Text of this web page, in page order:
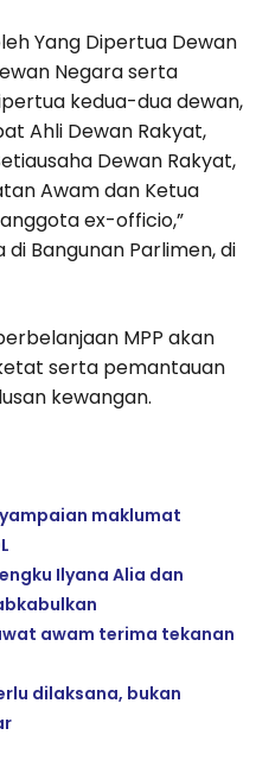
Yang Dipertua Dewan
Negara serta
kedua-dua dewan,
Ahli Dewan Rakyat,
Dewan Rakyat,
Awam dan Ketua
ex-officio,”
Bangunan Parlimen, di
MPP akan
serta pemantauan
kewangan.
maklumat
Ilyana Alia dan
awam terima tekanan
dilaksana, bukan